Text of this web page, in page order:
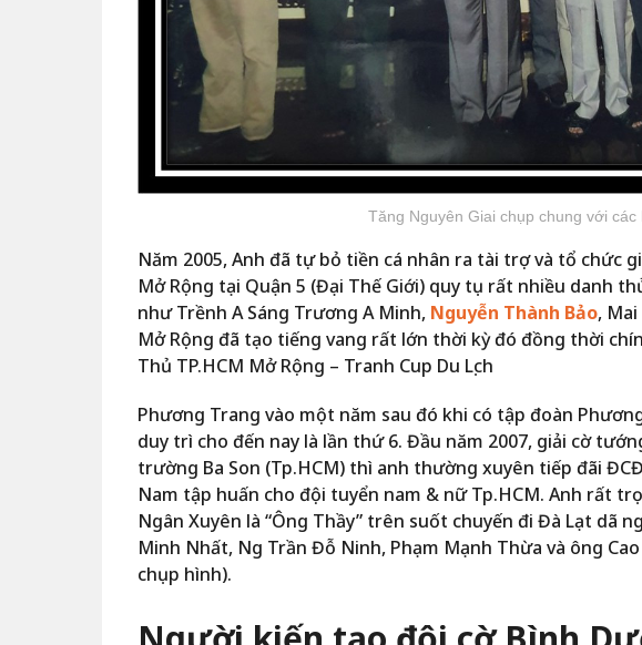
Tăng Nguyên Giai chụp chung với các
Năm 2005, Anh đã tự bỏ tiền cá nhân ra tài trợ và tổ chức
Mở Rộng tại Quận 5 (Đại Thế Giới) quy tụ rất nhiều danh
như Trềnh A Sáng Trương A Minh, Nguyễn Thành Bảo,
Mở Rộng đã tạo tiếng vang rất lớn thời kỳ đó đồng thời
Thủ TP.HCM Mở Rộng – Tranh Cup Du Lịch
Phương Trang vào một năm sau đó khi có tập đoàn
duy trì cho đến nay là lần thứ 6. Đầu năm 2007, giải cờ
trường Ba Son (Tp.HCM) thì anh thường xuyên tiếp đãi
Nam tập huấn cho đội tuyển nam & nữ Tp.HCM. Anh rất
Ngân Xuyên là “Ông Thầy” trên suốt chuyến đi Đà Lạt dã
Minh Nhất, Ng Trần Đỗ Ninh, Phạm Mạnh Thừa và ông
chụp hình).